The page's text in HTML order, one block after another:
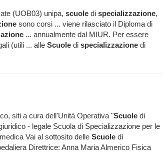
(UOB03) unipa, scuole di specializzazione,
sono corsi ... viene rilasciato il Diploma di
... annualmente dal MIUR. Per essere
(utili ... alle Scuole di specializzazione di
siti a cura dell'Unità Operativa "Scuole di
- legale Scuola di Specializzazione per le
Vai al sottosito delle Scuole di
Direttrice: Anna Maria Almerico Fisica